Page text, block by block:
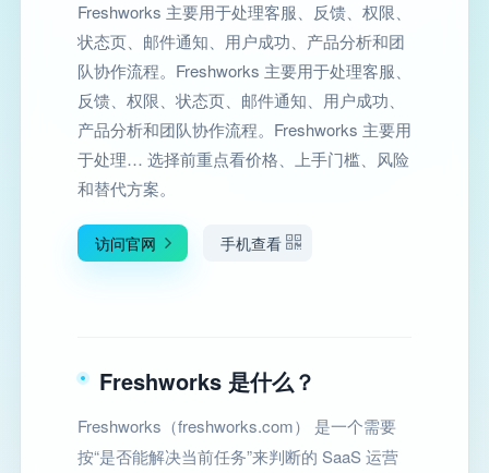
Freshworks 主要用于处理客服、反馈、权限、
状态页、邮件通知、用户成功、产品分析和团
队协作流程。Freshworks 主要用于处理客服、
反馈、权限、状态页、邮件通知、用户成功、
产品分析和团队协作流程。Freshworks 主要用
于处理… 选择前重点看价格、上手门槛、风险
和替代方案。
访问官网 手机查看
Freshworks 是什么？
Freshworks（freshworks.com） 是一个需要
按“是否能解决当前任务”来判断的 SaaS 运营